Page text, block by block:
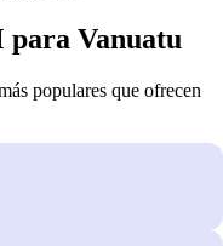
para Vanuatu
populares que ofrecen